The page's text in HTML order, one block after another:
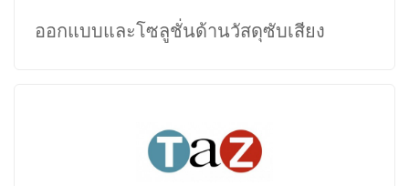
ออกแบบและโซลูชั่นด้านวัสดุซับเสียง